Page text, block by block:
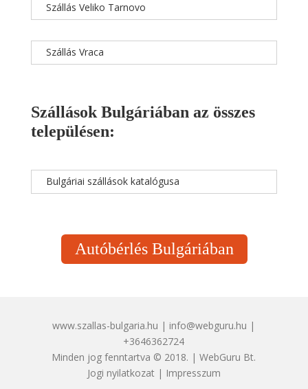
Szállás Veliko Tarnovo
Szállás Vraca
Szállások Bulgáriában az összes
településen:
Bulgáriai szállások katalógusa
Autóbérlés Bulgáriában
www.szallas-bulgaria.hu | info@webguru.hu |
+3646362724
Minden jog fenntartva © 2018. | WebGuru Bt.
Jogi nyilatkozat| Impresszum